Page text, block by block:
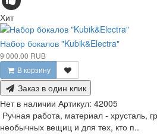
Хит
Набор бокалов "Kubik&Electra"
9 000.00 RUB
В корзину
Заказ в один клик
Нет в наличии Артикул: 42005
Ручная работа, материал - хрусталь,
необычных вещиц и для тех, кто п..